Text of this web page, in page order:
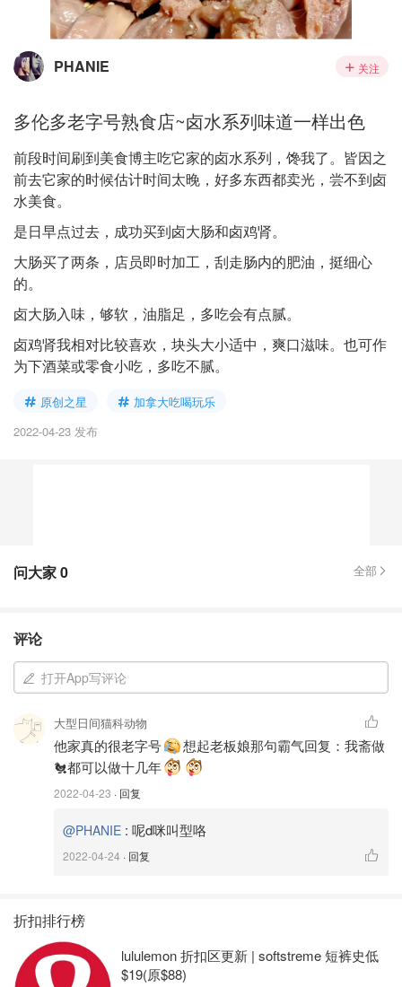
PHANIE 关注
多伦多老字号熟食店~卤水系列味道一样出色
前段时间刷到美食博主吃它家的卤水系列，馋我了。皆因之
前去它家的时候估计时间太晚，好多东西都卖光，尝不到卤
水美食。
是日早点过去，成功买到卤大肠和卤鸡肾。
大肠买了两条，店员即时加工，刮走肠内的肥油，挺细心
的。
卤大肠入味，够软，油脂足，多吃会有点腻。
卤鸡肾我相对比较喜欢，块头大小适中，爽口滋味。也可作
为下酒菜或零食小吃，多吃不腻。
原创之星
加拿大吃喝玩乐
2022-04-23 发布
问大家0 全部
评论
打开App写评论
大型日间猫科动物
他家真的很老字号
想起老板娘那句霸气回复：我斋做
🐔都可以做十几年
2022-04-23 · 回复
@PHANIE : 呢d咪叫型咯
2022-04-24 · 回复
折扣排行榜
lululemon 折扣区更新 | softstreme 短裤史低
$19(原$88)